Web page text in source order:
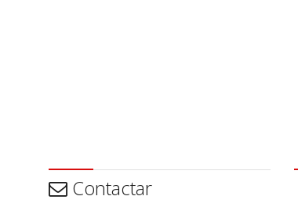
Contactar